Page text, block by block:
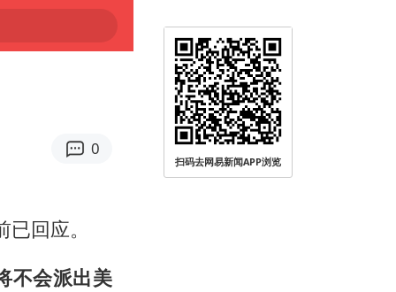
0
已回应。
不会派出美
扫码去网易新闻APP浏览